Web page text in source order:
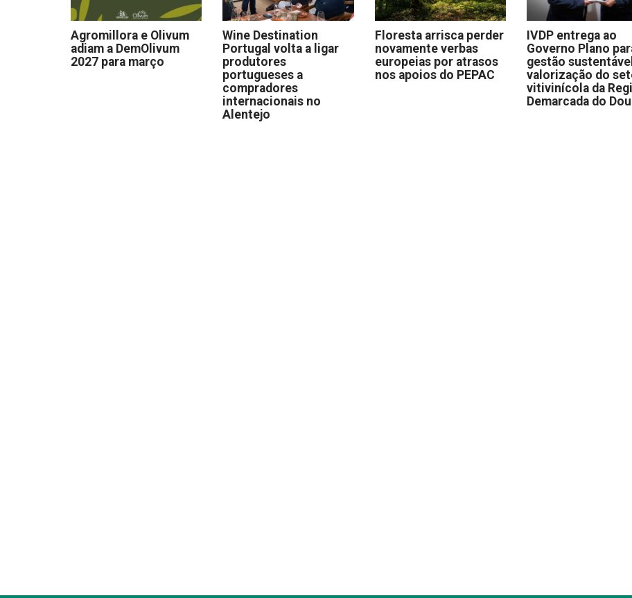
Agromillora e Olivum
adiam a DemOlivum
2027 para março
Wine Destination
Portugal volta a ligar
produtores
portugueses a
compradores
internacionais no
Alentejo
Floresta arrisca perder
novamente verbas
europeias por atrasos
nos apoios do PEPAC
IVDP entrega ao
Governo Plano
gestão
valorização do
vitivinícola da
Demarcada do